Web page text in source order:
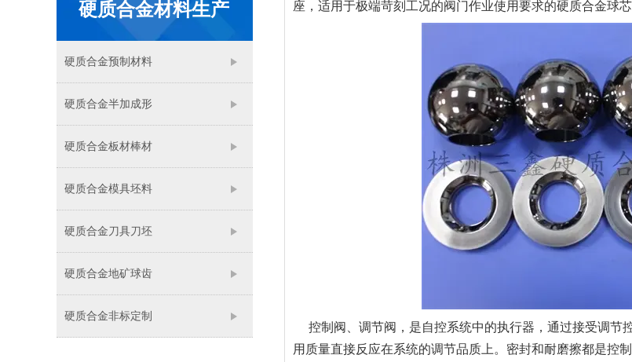
硬质合金材料生产
硬质合金预制材料
硬质合金半加成形
硬质合金板材棒材
硬质合金模具坯料
硬质合金刀具刀坯
硬质合金地矿球齿
硬质合金非标定制
座，适用于极端苛刻工况的阀门作业使用要求的硬质合金球芯
控制阀、调节阀，是自控系统中的执行器，通过接受调节
用质量直接反应在系统的调节品质上。密封和耐磨擦都是控